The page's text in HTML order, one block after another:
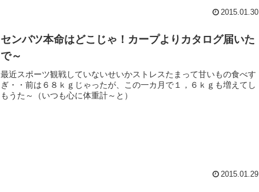
2015.01.30
センバツ本命はどこじゃ！カープよりカタログ届いた
で～
最近スポーツ観戦していないせいかストレスたまって甘いもの食べす
ぎ・・前は６８ｋｇじゃったが、この一カ月で１，６ｋｇも増えてし
もうた～（いつも心に体重計～と）
2015.01.29